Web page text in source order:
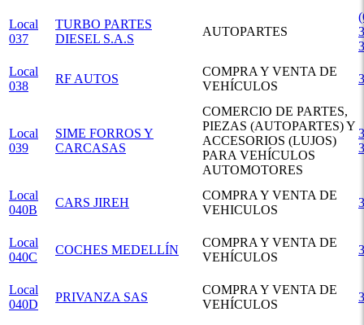
Local
037
TURBO PARTES
DIESEL S.A.S
AUTOPARTES
Local
038
RF AUTOS
COMPRA Y VENTA DE
VEHÍCULOS
Local
039
SIME FORROS Y
CARCASAS
COMERCIO DE PARTES,
PIEZAS (AUTOPARTES) Y
ACCESORIOS (LUJOS)
PARA VEHÍCULOS
AUTOMOTORES
Local
040B
CARS JIREH
COMPRA Y VENTA DE
VEHICULOS
Local
040C
COCHES MEDELLÍN
COMPRA Y VENTA DE
VEHÍCULOS
Local
040D
PRIVANZA SAS
COMPRA Y VENTA DE
VEHÍCULOS